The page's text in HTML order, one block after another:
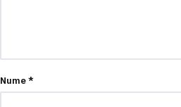
Nume*